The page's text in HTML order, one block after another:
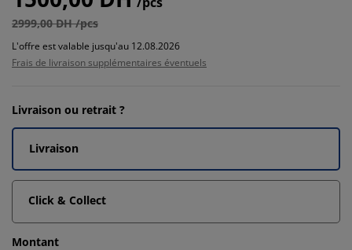
2999,00 DH /pcs
L'offre est valable jusqu'au 12.08.2026
Frais de livraison supplémentaires éventuels
Livraison ou retrait ?
Livraison
Click & Collect
Montant